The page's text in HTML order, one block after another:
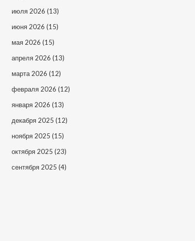
июля 2026 (13)
июня 2026 (15)
мая 2026 (15)
апреля 2026 (13)
марта 2026 (12)
февраля 2026 (12)
января 2026 (13)
декабря 2025 (12)
ноября 2025 (15)
октября 2025 (23)
сентября 2025 (4)